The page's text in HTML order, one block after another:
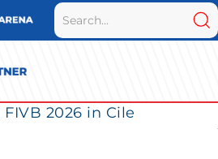
2026 in Cile